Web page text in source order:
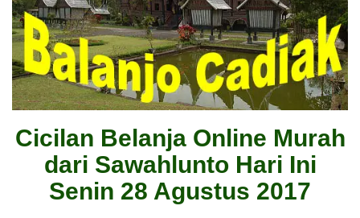
Cicilan Belanja Online Murah
dari Sawahlunto Hari Ini
Senin 28 Agustus 2017